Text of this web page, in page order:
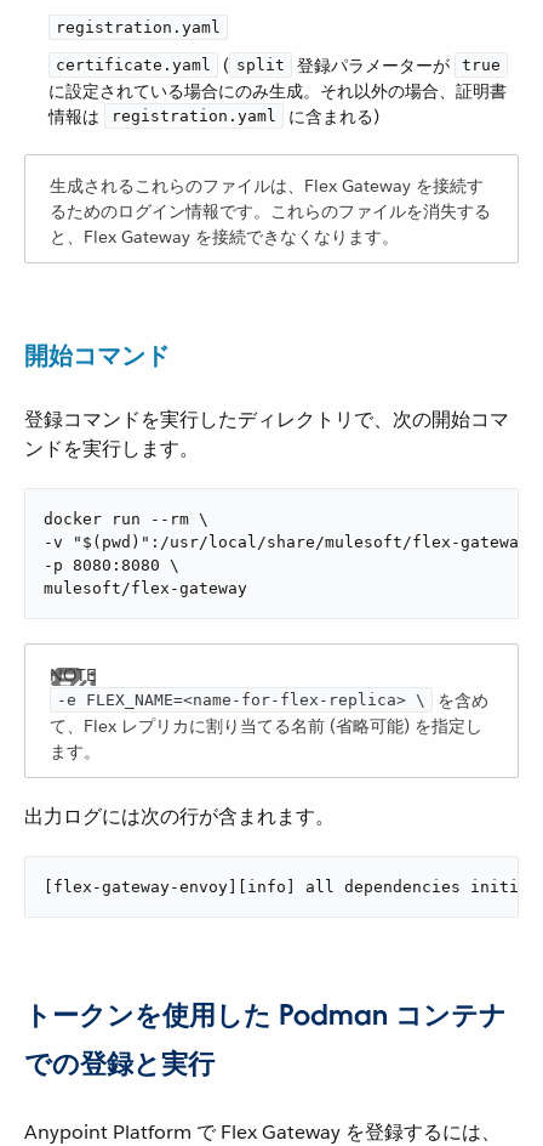
registration.yaml
certificate.yaml ​ (​ split ​ 登録パラメーターが ​ true
に設定されている場合にのみ生成。それ以外の場合、証明書
情報は ​
registration.yaml ​ に含まれる)
生成されるこれらのファイルは、Flex Gateway を接続す
るためのログイン情報です。これらのファイルを消失する
と、Flex Gateway を接続できなくなります。
開始コマンド
登録コマンドを実行したディレクトリで、次の開始コマ
ンドを実行します。
docker run --rm \
-v "$(pwd)":/usr/local/share/mulesoft/flex-
-p 8080:8080 \
mulesoft/flex-gateway
-e ​FLEX_NAME​=<name-for-flex-replica> \
を含め
て、Flex レプリカに割り当てる名前 (省略可能) を指定し
ます。
出力ログには次の行が含まれます。
[flex-gateway-envoy][info] all dependencies
トークンを使用した Podman コンテナ
での登録と実行
Anypoint Platform で Flex Gateway を登録するには、